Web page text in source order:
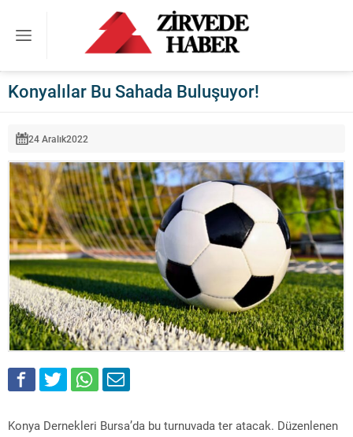
Konyalılar Bu Sahada Buluşuyor!
24 Aralık2022
Konya Dernekleri Bursa’da bu turnuvada ter atacak. Düzenlenen